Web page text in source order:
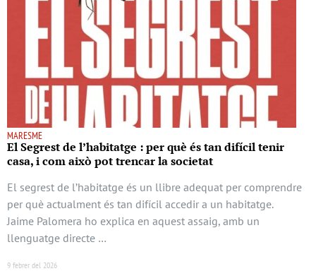
MARESME
El Segrest de l’habitatge : per què és tan difícil tenir
casa, i com això pot trencar la societat
El segrest de l’habitatge és un llibre adequat per comprendre
per què actualment és tan difícil accedir a un habitatge.
Jaime Palomera ho explica en aquest assaig, amb un
llenguatge directe …
9 febrer del 2026